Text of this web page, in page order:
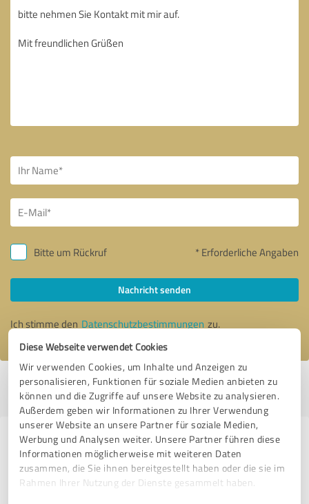
Diese Webseite verwendet Cookies
Wir verwenden Cookies, um Inhalte und Anzeigen zu
personalisieren, Funktionen für soziale Medien anbieten zu
können und die Zugriffe auf unsere Website zu analysieren.
Außerdem geben wir Informationen zu Ihrer Verwendung
unserer Website an unsere Partner für soziale Medien,
Werbung und Analysen weiter. Unsere Partner führen diese
Informationen möglicherweise mit weiteren Daten
zusammen, die Sie ihnen bereitgestellt haben oder die sie im
Rahmen Ihrer Nutzung der Dienste gesammelt haben.
Bitte um Rückruf * Erforderliche Angaben
Nachricht senden
Ich stimme den Datenschutzbestimmungen zu.
Profil aktiv seit 05.04.2022 |Letzte Aktualisierung: 07.08.2026|Profil
melden
Erfahrungen zu weiteren
Anbietern aus dem Bereich Kfz-
Dienstleistungen